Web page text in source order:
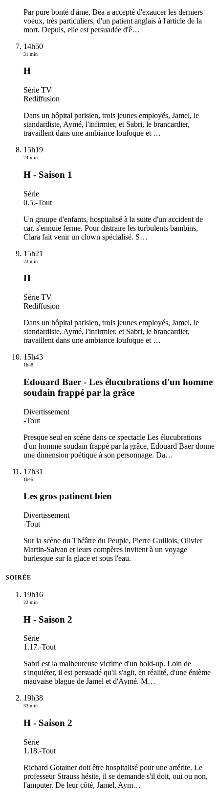
Par pure bonté d'âme, Béa a accepté d'exaucer les derniers
voeux, très particuliers, d'un patient anglais à l'article de la
mort. Depuis, elle est persuadée d'ê…
14h50
31 min
H
Série TV
Rediffusion
Dans un hôpital parisien, trois jeunes employés, Jamel, le
standardiste, Aymé, l'infirmier, et Sabri, le brancardier,
travaillent dans une ambiance loufoque et …
15h19
24 min
H - Saison 1
Série
0.5.-Tout
Un groupe d'enfants, hospitalisé à la suite d'un accident de
car, s'ennuie ferme. Pour distraire les turbulents bambins,
Clara fait venir un clown spécialisé. S…
15h21
23 min
H
Série TV
Rediffusion
Dans un hôpital parisien, trois jeunes employés, Jamel, le
standardiste, Aymé, l'infirmier, et Sabri, le brancardier,
travaillent dans une ambiance loufoque et …
15h43
1h48
Edouard Baer - Les élucubrations d'un homme
soudain frappé par la grâce
Divertissement
-Tout
Presque seul en scène dans ce spectacle Les élucubrations
d'un homme soudain frappé par la grâce, Edouard Baer donne
une dimension poétique à son personnage. Da…
17h31
1h45
Les gros patinent bien
Divertissement
-Tout
Sur la scène du Théâtre du Peuple, Pierre Guillois, Olivier
Martin-Salvan et leurs compères invitent à un voyage
burlesque sur la glace et sous l'eau.
SOIRÉE
19h16
22 min
H - Saison 2
Série
1.17.-Tout
Sabri est la malheureuse victime d'un hold-up. Loin de
s'inquiéter, il est persuadé qu'il s'agit, en réalité, d'une énième
mauvaise blague de Jamel et d'Aymé. M…
19h38
33 min
H - Saison 2
Série
1.18.-Tout
Richard Gotainer doit être hospitalisé pour une artérite. Le
professeur Strauss hésite, il se demande s'il doit, oui ou non,
l'amputer. De leur côté, Jamel, Aym…